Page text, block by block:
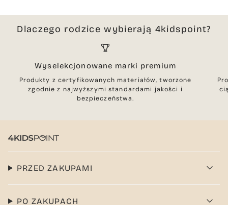
Dlaczego rodzice wybierają 4kidspoint?
Wyselekcjonowane marki premium
Produkty z certyfikowanych materiałów, tworzone
zgodnie z najwyższymi standardami jakości i
bezpieczeństwa.
PRZED ZAKUPAMI
PO ZAKUPACH